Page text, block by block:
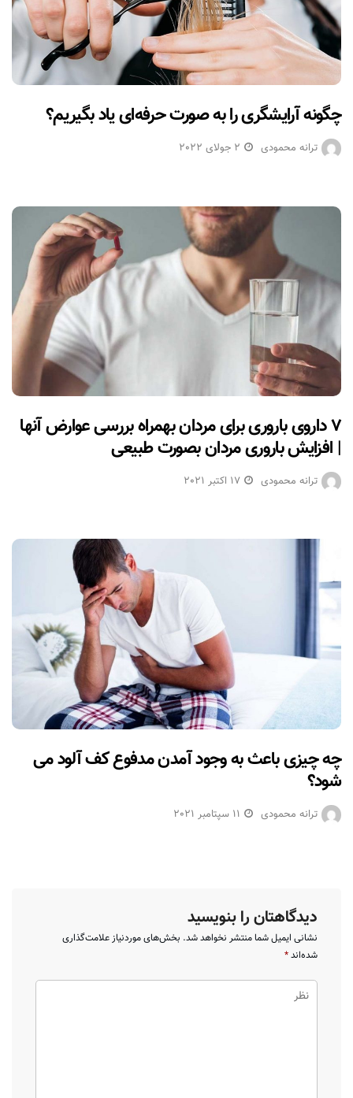
چگونه آرایشگری را به صورت حرفه‌ای یاد بگیریم؟
ترانه محمودی 2 جولای 2022
۷ داروی باروری برای مردان بهمراه بررسی عوارض آنها
| افزایش باروری مردان بصورت طبیعی
ترانه محمودی 17 اکتبر 2021
چه چیزی باعث به وجود آمدن مدفوع کف آلود می
شود؟
ترانه محمودی 11 سپتامبر 2021
دیدگاهتان را بنویسید
نشانی ایمیل شما منتشر نخواهد شد. بخش‌های موردنیاز علامت‌گذاری
شده‌اند*